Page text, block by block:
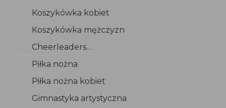
Koszykówka kobiet
Koszykówka mężczyzn
Cheerleaders…
Piłka nożna
Piłka nożna kobiet
Gimnastyka artystyczna